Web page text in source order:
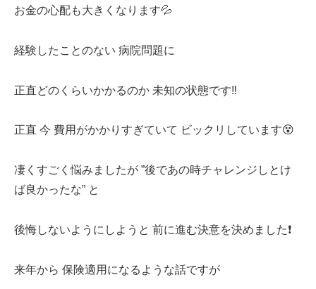
お金の心配も大きくなります💦
経験したことのない 病院問題に
正直どのくらいかかるのか 未知の状態です‼️
正直 今 費用がかかりすぎていて ビックリしています😵
凄くすごく悩みましたが ”後であの時チャレンジしとけ
ば良かったな” と
後悔しないようにしようと 前に進む決意を決めました❗️
来年から 保険適用になるような話ですが